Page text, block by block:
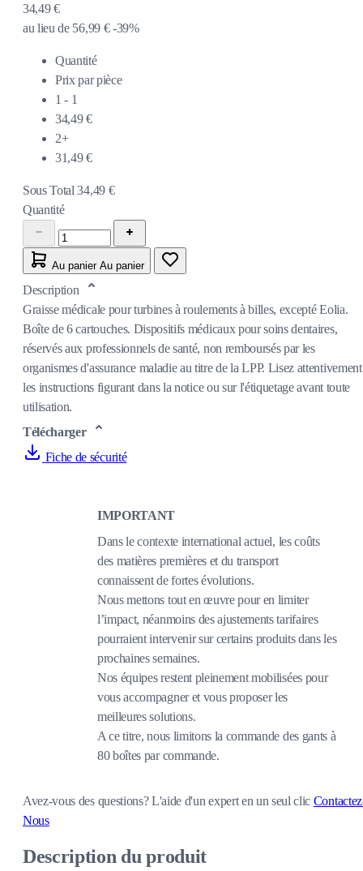
34,49 €
au lieu de 56,99 € -39%
Quantité
Prix par pièce
1 - 1
34,49 €
2+
31,49 €
Sous Total34,49 €
Quantité
Au panier Au panier
Description
Graisse médicale pour turbines à roulements à billes, excepté Eolia.
Boîte de 6 cartouches. Dispositifs médicaux pour soins dentaires,
réservés aux professionnels de santé, non remboursés par les
organismes d'assurance maladie au titre de la LPP. Lisez attentivement
les instructions figurant dans la notice ou sur l'étiquetage avant toute
utilisation.
Télécharger
Fiche de sécurité
IMPORTANT
Dans le contexte international actuel, les coûts
des matières premières et du transport
connaissent de fortes évolutions.
Nous mettons tout en œuvre pour en limiter
l’impact, néanmoins des ajustements tarifaires
pourraient intervenir sur certains produits dans les
prochaines semaines.
Nos équipes restent pleinement mobilisées pour
vous accompagner et vous proposer les
meilleures solutions.
A ce titre, nous limitons la commande des gants à
80 boîtes par commande.
Avez-vous des questions?L'aide d'un expert en un seul clic
Nous
Description du produit